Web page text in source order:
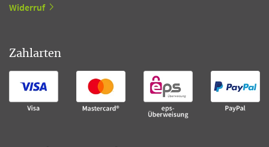
Widerruf
Zahlarten